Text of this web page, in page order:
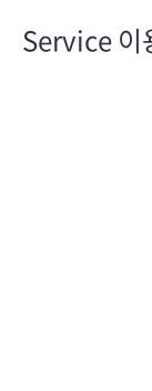
Service 이